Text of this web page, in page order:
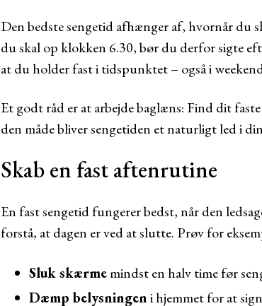
Den bedste sengetid afhænger af, hvornår du
du skal op klokken 6.30, bør du derfor sigte
at du holder fast i tidspunktet – også i
Et godt råd er at arbejde baglæns: Find dit
den måde bliver sengetiden et naturligt led i
Skab en fast aftenrutine
En fast sengetid fungerer bedst, når den
forstå, at dagen er ved at slutte. Prøv for
Sluk skærmemindst en halv time før
Dæmp belysningeni hjemmet for at